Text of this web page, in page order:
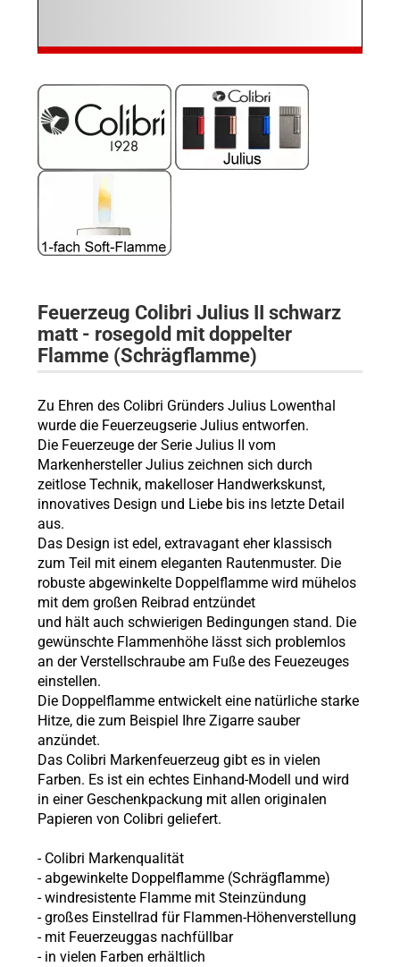
Feuerzeug Colibri Julius II schwarz
matt - rosegold mit doppelter
Flamme(Schrägflamme)
Zu Ehren des Colibri Gründers Julius Lowenthal
wurde die Feuerzeugserie Julius entworfen.
Die Feuerzeuge der Serie Julius II vom
Markenhersteller Julius zeichnen sich durch
zeitlose Technik, makelloser Handwerkskunst,
innovatives Design und Liebe bis ins letzte Detail
aus.
Das Design ist edel, extravagant eher klassisch
zum Teil mit einem eleganten Rautenmuster. Die
robuste abgewinkelte Doppelflamme wird mühelos
mit dem großen Reibrad entzündet
und hält auch schwierigen Bedingungen stand. Die
gewünschte Flammenhöhe lässt sich problemlos
an der Verstellschraube am Fuße des Feuezeuges
einstellen.
Die Doppelflamme entwickelt eine natürliche starke
Hitze, die zum Beispiel Ihre Zigarre sauber
anzündet.
Das Colibri Markenfeuerzeug gibt es in vielen
Farben. Es ist ein echtes Einhand-Modell und wird
in einer Geschenkpackung mit allen originalen
Papieren von Colibri geliefert.
- Colibri Markenqualität
- abgewinkelte Doppelflamme (Schrägflamme)
- windresistente Flamme mit Steinzündung
- großes Einstellrad für Flammen-Höhenverstellung
- mit Feuerzeuggas nachfüllbar
- in vielen Farben erhältlich